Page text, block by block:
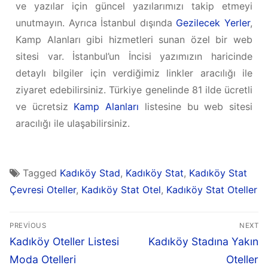
ve yazılar için güncel yazılarımızı takip etmeyi
unutmayın. Ayrıca İstanbul dışında Gezilecek Yerler,
Kamp Alanları gibi hizmetleri sunan özel bir web
sitesi var. İstanbul’un İncisi yazımızın haricinde
detaylı bilgiler için verdiğimiz linkler aracılığı ile
ziyaret edebilirsiniz. Türkiye genelinde 81 ilde ücretli
ve ücretsiz Kamp Alanları listesine bu web sitesi
aracılığı ile ulaşabilirsiniz.
Tagged Kadıköy Stad, Kadıköy Stat, Kadıköy Stat
Çevresi Oteller, Kadıköy Stat Otel, Kadıköy Stat Oteller
PREVIOUS
Kadıköy Oteller Listesi
Moda Otelleri
NEXT
Kadıköy Stadına Yakın
Oteller